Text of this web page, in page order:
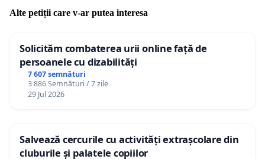
Alte petiții care v-ar putea interesa
Solicităm combaterea urii online față de
persoanele cu dizabilități
7 607 semnături
3 886 Semnături / 7 zile
29 Jul 2026
Salvează cercurile cu activități extrașcolare din
cluburile și palatele copiilor